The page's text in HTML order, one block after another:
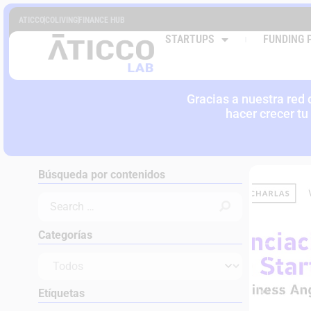
ATICCO COLIVING FINANCE HUB
STARTUPS FUNDING
Gracias a nuestra
hacer crecer
Búsqueda por contenidos
Categorías
Etíquetas